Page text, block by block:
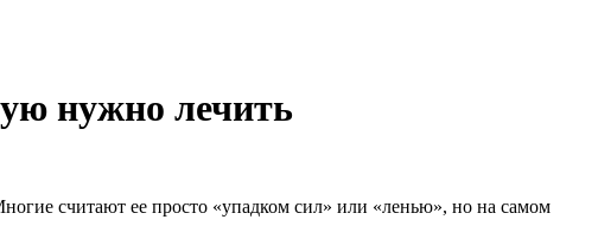
нужно лечить
считают ее просто «упадком сил» или «ленью», но на самом